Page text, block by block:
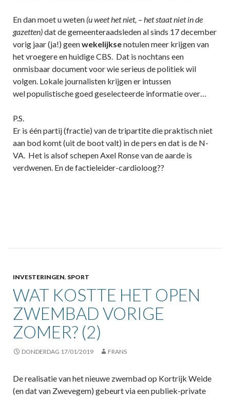
En dan moet u weten (u weet het niet, – het staat niet in de
gazetten)dat de gemeenteraadsleden al sinds 17 december
vorig jaar (ja!) geenwekelijksenotulen meer krijgen van
het vroegere en huidige CBS. Dat is nochtans een
onmisbaar document voor wie serieus de politiek wil
volgen. Lokale journalisten krijgen er intussen
wel populistische goed geselecteerde informatie over…
P.S.
Er is één partij (fractie) van de tripartite die praktisch niet
aan bod komt (uit de boot valt) in de pers en dat is de N-
VA. Het is alsof schepen Axel Ronse van de aarde is
verdwenen. En de factieleider-cardioloog??
INVESTERINGEN, SPORT
WAT KOSTTE HET OPEN
ZWEMBAD VORIGE
ZOMER? (2)
DONDERDAG 17/01/2019 FRANS
De realisatie van het nieuwe zwembad op Kortrijk Weide
(en dat van Zwevegem) gebeurt via een publiek-private